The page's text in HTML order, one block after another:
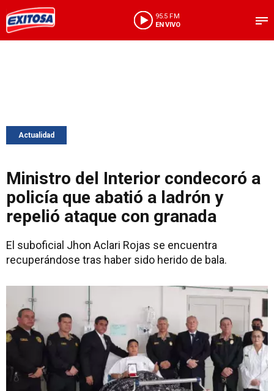
95.5 FM
EN VIVO
Actualidad
Ministro del Interior condecoró a
policía que abatió a ladrón y
repelió ataque con granada
El suboficial Jhon Aclari Rojas se encuentra
recuperándose tras haber sido herido de bala.